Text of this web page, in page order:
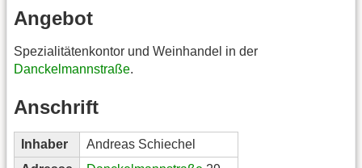
Angebot
Spezialitätenkontor und Weinhandel in der
Danckelmannstraße.
Anschrift
Inhaber
Andreas Schiechel